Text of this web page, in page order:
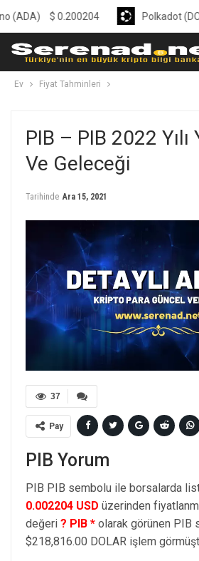
Ev Fiyat Tahminleri
PIB – PIB 2022 Yılı
Ve Geleceği
Tarihinde Ara 15, 2021
37
Pay
PIB Yorum
PIB PIB sembolu ile borsalarda
0.002204 USD üzerinden
değeri ? PIB * olarak görünen PIB
$218,816.00 DOLAR işlem
$0.200204 Polkadot (DOT) $